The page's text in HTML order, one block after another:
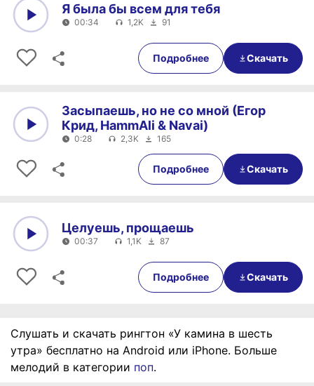
00:34
Я была бы всем для тебя
00:34 1,2K 91
Подробнее Скачать
0:28
Засыпаешь, но не со мной (Егор
Крид, HammAli & Navai)
0:28 2,3K 165
Подробнее Скачать
00:37
Целуешь, прощаешь
00:37 1,1K 87
Подробнее Скачать
Слушать и скачать рингтон «У камина в шесть
утра» бесплатно на Android или iPhone. Больше
мелодий в категории поп.